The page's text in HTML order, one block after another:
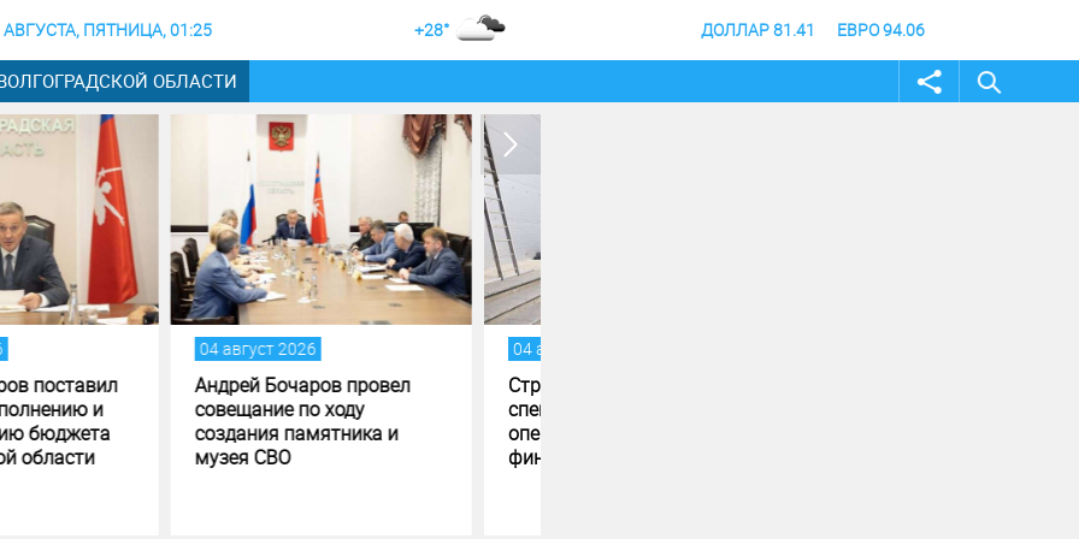
АВГУСТА, ПЯТНИЦА, 01:25 +28° ДОЛЛАР 81.41 ЕВРО 94.06
ОБЛАСТИ
2026
Бочаров провел
по ходу
памятника и
СВО
04 август 2026
Строительство музея
специальной военной
операции в Волгограде - на
финишной прямой